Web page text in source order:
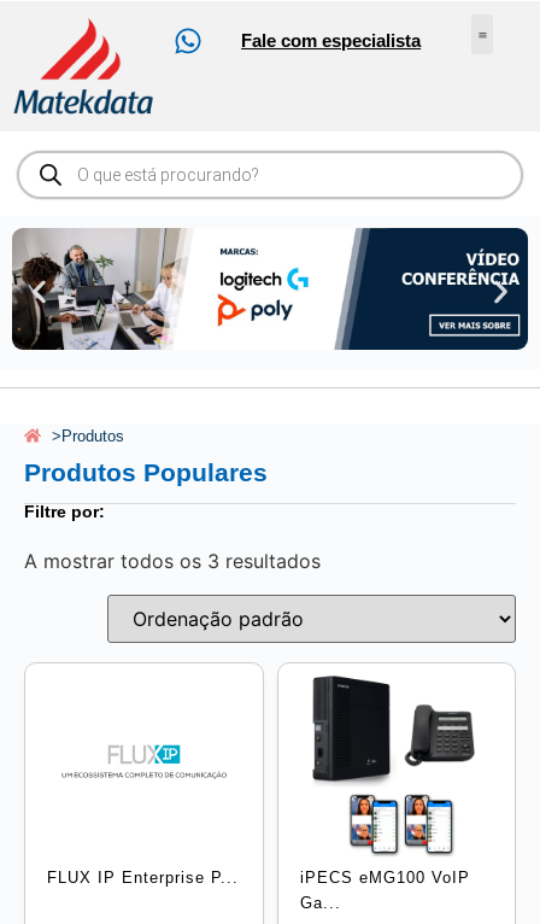
Fale com especialista
> Produtos
Produtos Populares
Filtre por:
A mostrar todos os 3 resultados
FLUX IP Enterprise P...
iPECS eMG100 VoIP
Ga...